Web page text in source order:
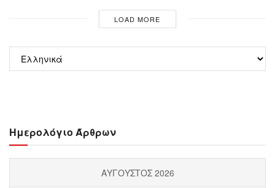
LOAD MORE
μια
Ημερολόγιο Άρθρων
ΑΎΓΟΥΣΤΟΣ 2026